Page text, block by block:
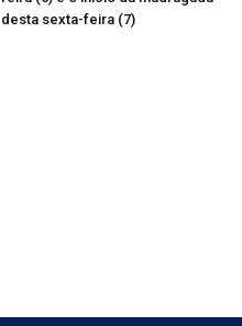
desta sexta-feira (7)